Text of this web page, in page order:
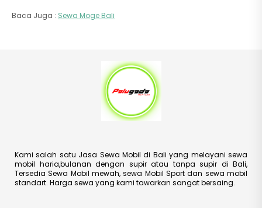
Baca Juga : Sewa Moge Bali
Kami salah satu Jasa Sewa Mobil di Bali yang melayani sewa
mobil haria,bulanan dengan supir atau tanpa supir di Bali,
Tersedia Sewa Mobil mewah, sewa Mobil Sport dan sewa mobil
standart. Harga sewa yang kami tawarkan sangat bersaing.